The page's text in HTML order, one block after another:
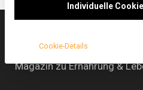
lebensmittelmagazin
Magazin zu Ernährung &
Individuelle
Cookie-Details